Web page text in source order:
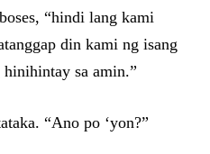
“hindi lang kami
din kami ng isang
hinihintay sa amin.”
“Ano po ‘yon?”